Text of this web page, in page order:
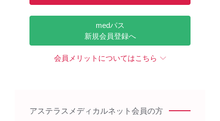
medパス
新規会員登録へ
会員メリットについてはこちら
アステラスメディカルネット会員の方